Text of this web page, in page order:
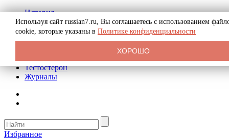
История
Биография
Криминал
Реклама на сайте
Тестостерон
Журналы
Избранное
Используя сайт russian7.ru, Вы соглашаетесь с использованием
cookie, которые указаны в Политике конфиденциальности
ХОРОШО